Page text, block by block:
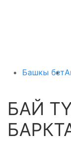
Башкы бет
БАЙ